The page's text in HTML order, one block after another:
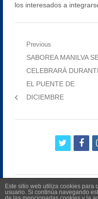
los interesados a
Navegación
entradas
Previous
Previous
post:
SABOREA MANILVA
CELEBRARÁ
EL PUENTE DE
DICIEMBRE
twitter
Este sitio web utiliza cookies para
usuario. Si continúa navegando